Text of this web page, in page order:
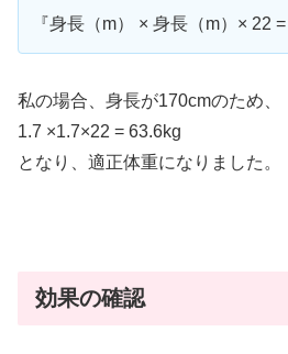
『身長（m） × 身長（m）× 22
私の場合、身長が170cmのため、
1.7 ×1.7×22 = 63.6kg
となり、適正体重になりました。
効果の確認